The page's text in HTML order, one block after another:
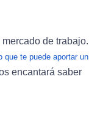
de trabajo.
que te puede aportar un
encantará saber